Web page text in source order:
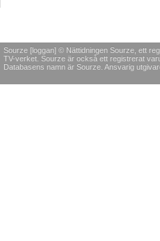
Sourze [loggan] © Nättidningen Sourze, ett
TV-verket. Sourze är också ett registrerat
Databasens namn är Sourze. Ansvarig